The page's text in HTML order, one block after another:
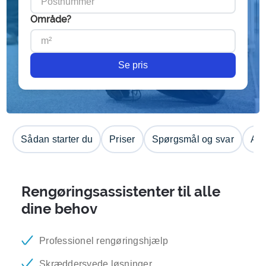
Område?
Se pris
Sådan starter du Priser Spørgsmål og svar
Rengøringsassistenter til alle
dine behov
Professionel rengøringshjælp
Skræddersyede løsninger